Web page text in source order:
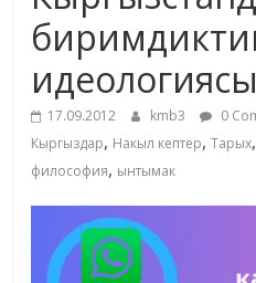
маданияты
жана
адабияты
17.09.2012 kmb3 0
Кыргыздар, Накыл кептер,Тарых,
философия, ынтымак